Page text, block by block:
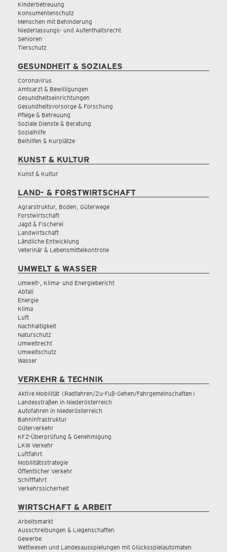
Kinderbetreuung
Konsumentenschutz
Menschen mit Behinderung
Niederlassungs- und Aufenthaltsrecht
Senioren
Tierschutz
GESUNDHEIT & SOZIALES
Coronavirus
Amtsarzt & Bewilligungen
Gesundheitseinrichtungen
Gesundheitsvorsorge & Forschung
Pflege & Betreuung
Soziale Dienste & Beratung
Sozialhilfe
Beihilfen & Kurplätze
KUNST & KULTUR
Kunst & Kultur
LAND- & FORSTWIRTSCHAFT
Agrarstruktur, Boden, Güterwege
Forstwirtschaft
Jagd & Fischerei
Landwirtschaft
Ländliche Entwicklung
Veterinär & Lebensmittelkontrolle
UMWELT & WASSER
Umwelt-, Klima- und Energiebericht
Abfall
Energie
Klima
Luft
Nachhaltigkeit
Naturschutz
Umweltrecht
Umweltschutz
Wasser
VERKEHR & TECHNIK
Aktive Mobilität (Radfahren/Zu-Fuß-Gehen/Fahrgemeinschaften)
Landesstraßen in Niederösterreich
Autofahren in Niederösterreich
Bahninfrastruktur
Güterverkehr
KFZ-Überprüfung & Genehmigung
LKW Verkehr
Luftfahrt
Mobilitätsstrategie
Öffentlicher Verkehr
Schifffahrt
Verkehrssicherheit
WIRTSCHAFT & ARBEIT
Arbeitsmarkt
Ausschreibungen & Liegenschaften
Gewerbe
Wettwesen und Landesausspielungen mit Glücksspielautomaten